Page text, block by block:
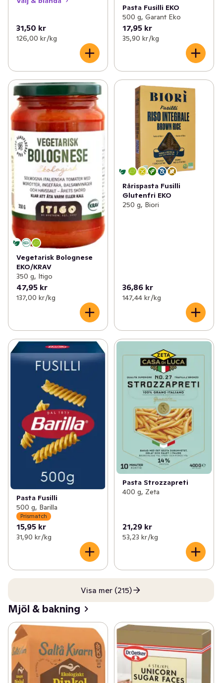
31,50 kr
126,00 kr /kg
Pasta Fusilli EKO
500 g, Garant Eko
17,95 kr
35,90 kr /kg
Vegetarisk Bolognese
EKO/KRAV
350 g, Itigo
47,95 kr
137,00 kr /kg
Rårispasta Fusilli
Glutenfri EKO
250 g, Biori
36,86 kr
147,44 kr /kg
Pasta Fusilli
500 g, Barilla
Prismatch
15,95 kr
31,90 kr /kg
Pasta Strozzapreti
400 g, Zeta
21,29 kr
53,23 kr /kg
Visa mer (215)
Mjöl & bakning